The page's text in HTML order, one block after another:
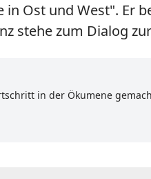
Ost und West". Er
stehe zum Dialog
in der Ökumene